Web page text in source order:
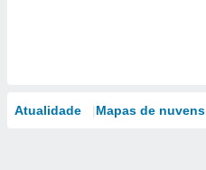
Atualidade Mapas de nuvens